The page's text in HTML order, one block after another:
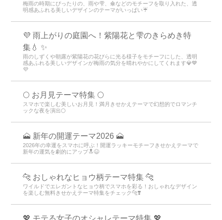
梅雨の時期にぴったりの、雨や雫、傘などのモチーフを取り入れた、透
明感あふれる美しいデザインのテーマがいっぱい☔
💜 雨上がりの庭園へ！紫陽花と雫のきらめき特
集💧 ✨
雨のしずくや朝露が紫陽花の花びらに光る様子をモチーフにした、透明
感あふれる美しいデザインが梅雨の気分を晴れやかにしてくれます💎💙
💜
🌕 お月見テーマ特集 🌕
スマホで楽しむ美しいお月見！満月きせかえテーマで幻想的でロマンチ
ックな夜を演出🌕
🗻 新年の開運テーマ2026 🗻
2026年の幸運をスマホに呼ぶ！開運ラッキーモチーフきせかえテーマで
新年の運気を劇的にアップ🔝😆
🐆 おしゃれなヒョウ柄テーマ特集 🐆
ワイルドでエレガントなヒョウ柄でスマホを彩る！おしゃれなデザイン
を楽しむ無料きせかえテーマ特集をチェック🐆❣️
💖 モテる女子のオシャレテーマ特集 💖